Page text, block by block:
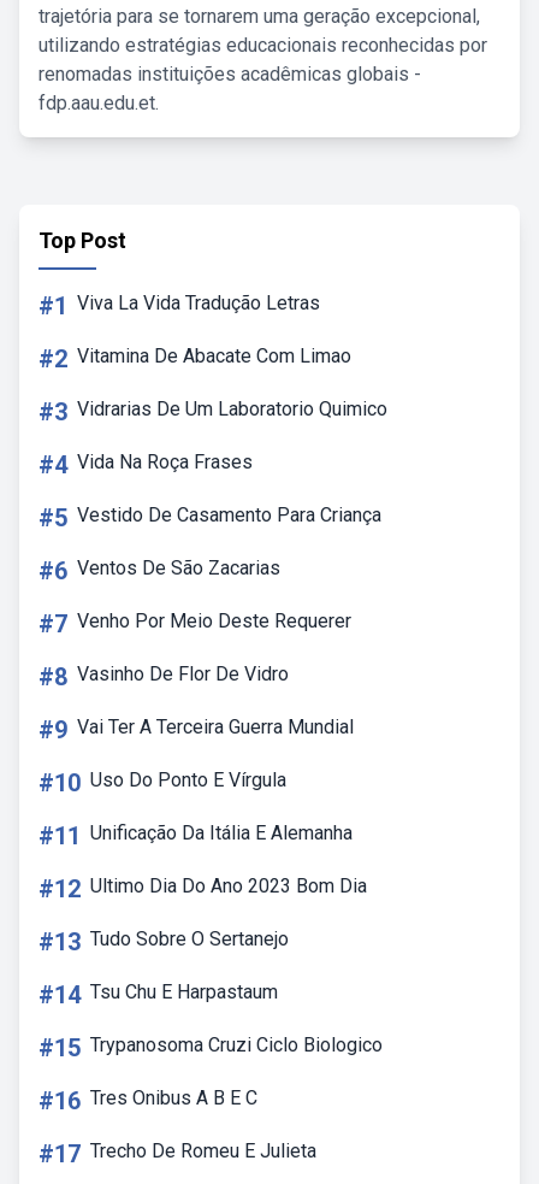
trajetória para se tornarem uma geração excepcional,
utilizando estratégias educacionais reconhecidas por
renomadas instituições acadêmicas globais -
fdp.aau.edu.et.
Top Post
#1 Viva La Vida Tradução Letras
#2 Vitamina De Abacate Com Limao
#3 Vidrarias De Um Laboratorio Quimico
#4 Vida Na Roça Frases
#5 Vestido De Casamento Para Criança
#6 Ventos De São Zacarias
#7 Venho Por Meio Deste Requerer
#8 Vasinho De Flor De Vidro
#9 Vai Ter A Terceira Guerra Mundial
#10 Uso Do Ponto E Vírgula
#11 Unificação Da Itália E Alemanha
#12 Ultimo Dia Do Ano 2023 Bom Dia
#13 Tudo Sobre O Sertanejo
#14 Tsu Chu E Harpastaum
#15 Trypanosoma Cruzi Ciclo Biologico
#16 Tres Onibus A B E C
#17 Trecho De Romeu E Julieta